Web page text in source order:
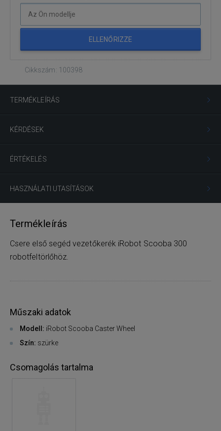
ELLENŐRIZZE
Cikkszám: 100398
TERMÉKLEÍRÁS
KÉRDÉSEK
ÉRTÉKELÉS
HASZNÁLATI UTASÍTÁSOK
Termékleírás
Csere első segéd vezetőkerék iRobot Scooba 300
robotfeltörlőhöz.
Műszaki adatok
Modell: iRobot Scooba Caster Wheel
Szín: szürke
Csomagolás tartalma